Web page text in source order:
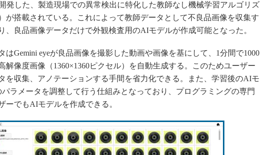
発した、製造現場での異常検出に特化した教師なし機械学習アルゴリズ
が搭載されている。これによって教師データとして不良品画像を収集す
、良品画像データだけで外観検査用のAIモデルが作成可能となった。
Gemini eyeが良品画像を撮影した動画や画像を基にして、1分間で1000
解像度画像（1360×1360ピクセル）を自動生成する。このためユーザー
を収集、アノテーションする手間を省力化できる。また、学習後のAIモ
ラメータを調整して行う仕組みとなっており、プログラミングの専門
ーでもAIモデルを作成できる。